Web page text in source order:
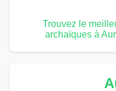
Trouvez le
archaïques à